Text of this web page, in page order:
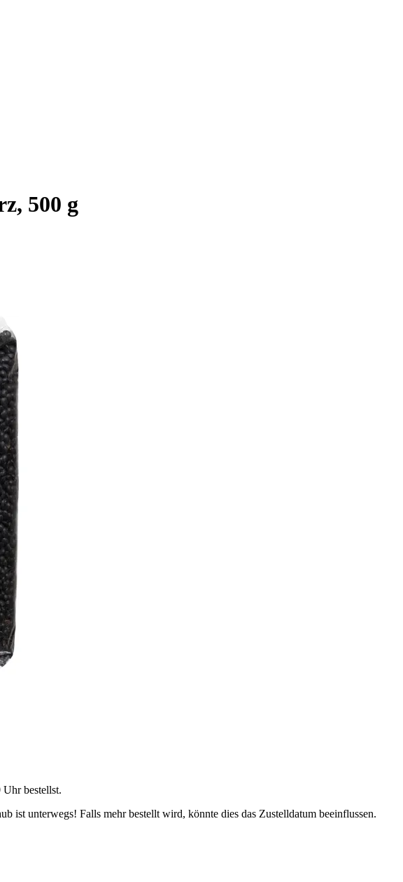
500 g
Uhrbestellst.
ist unterwegs! Falls mehr bestellt wird, könnte dies das Zustelldatum beeinflussen.